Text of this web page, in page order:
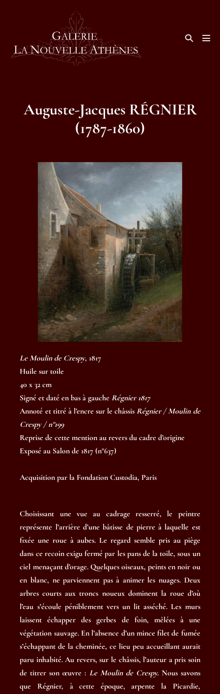
Basculer
Auguste-Jacques RÉGNIER
(1787-1860)
Le Moulin de Crespy, 1817
Huile sur toile
40 x 32 cm
Signé et daté en bas à gauche Régnier 1817
Annoté et titré à l’encre sur le châssis Régnier / Moulin de
Crespy / n°199
Reprise de cette mention au revers du cadre d’origine
Exposé au Salon de 1817 (n°637)
Acquisition par la Fondation Custodia, Paris
Choisissant une vue au cadrage resserré, le peintre
représente l’arrière d’une bâtisse de pierre à laquelle est
fixée une roue à aubes. Le regard semble pris au piège
dans ce recoin exigu fermé par les pans de la toile, sous un
ciel menaçant d’orage. Quelques oiseaux, peints en noir ou
en blanc, ne parviennent pas à animer les nuages. Deux
arbres courts aux troncs noueux dominent la roue d’où
l’eau s’écoule péniblement vers un lit asséché. Les murs
laissent échapper des gerbes de foin, mêlées à une
végétation sauvage. En l’absence d’un mince filet de fumée
s’échappant de la cheminée, ce lieu peu accueillant aurait
paru inhabité. Au revers, sur le châssis, l’auteur a pris soin
de titrer son œuvre : Le Moulin de Crespy.Nous savons
que Régnier, à cette époque, arpente la Picardie,